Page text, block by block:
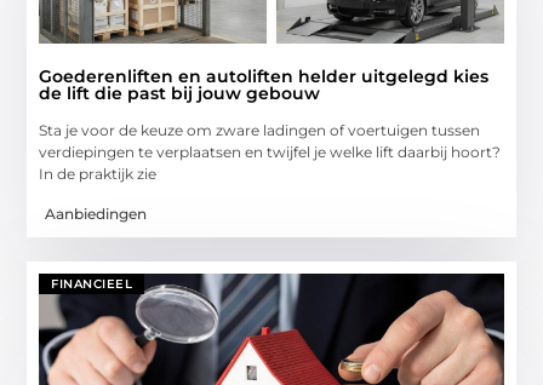
Goederenliften en autoliften helder uitgelegd kies
de lift die past bij jouw gebouw
Sta je voor de keuze om zware ladingen of voertuigen tussen
verdiepingen te verplaatsen en twijfel je welke lift daarbij hoort?
In de praktijk zie
Aanbiedingen
FINANCIEEL